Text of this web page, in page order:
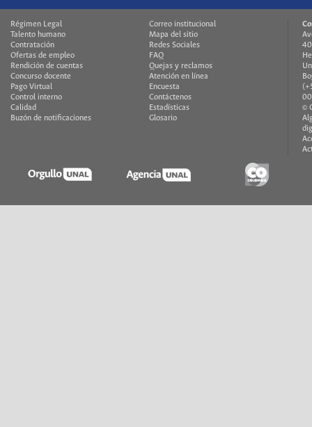
Régimen Legal
Talento humano
Contratación
Ofertas de empleo
Rendición de cuentas
Concurso docente
Pago Virtual
Control interno
Calidad
Buzón de notificaciones
Correo institucional
Mapa del sitio
Redes Sociales
FAQ
Quejas y reclamos
Atención en línea
Encuesta
Contáctenos
Estadísticas
Glosario
©